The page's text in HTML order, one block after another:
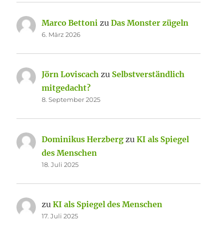
Marco Bettoni zuDas Monster zügeln
6. März 2026
Jörn Loviscach zu Selbstverständlich
mitgedacht?
8. September 2025
Dominikus Herzberg zuKI als Spiegel
des Menschen
18. Juli 2025
zuKI als Spiegel des Menschen
17. Juli 2025